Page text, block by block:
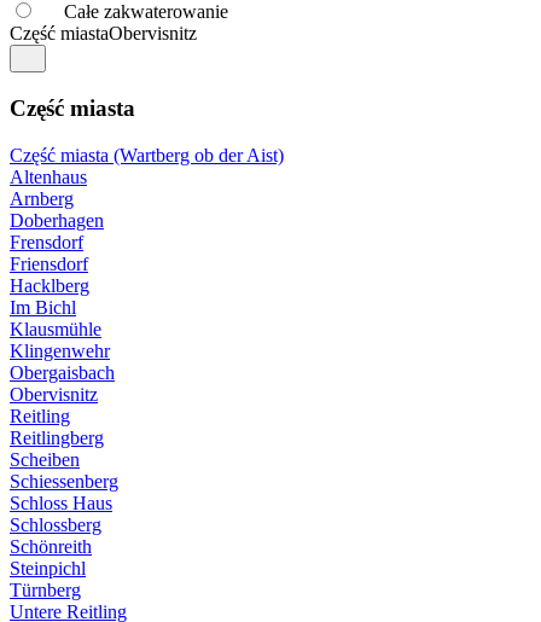
Całe zakwaterowanie
Część miastaObervisnitz
Część miasta
Część miasta (Wartberg ob der Aist)
Altenhaus
Arnberg
Doberhagen
Frensdorf
Friensdorf
Hacklberg
Im Bichl
Klausmühle
Klingenwehr
Obergaisbach
Obervisnitz
Reitling
Reitlingberg
Scheiben
Schiessenberg
Schloss Haus
Schlossberg
Schönreith
Steinpichl
Türnberg
Untere Reitling